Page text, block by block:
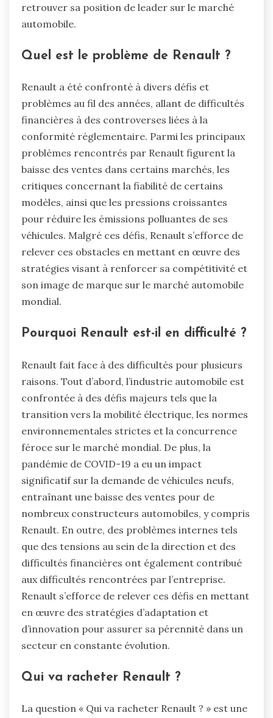
retrouver sa position de leader sur le marché
automobile.
Quel est le problème de Renault ?
Renault a été confronté à divers défis et
problèmes au fil des années, allant de difficultés
financières à des controverses liées à la
conformité réglementaire. Parmi les principaux
problèmes rencontrés par Renault figurent la
baisse des ventes dans certains marchés, les
critiques concernant la fiabilité de certains
modèles, ainsi que les pressions croissantes
pour réduire les émissions polluantes de ses
véhicules. Malgré ces défis, Renault s’efforce de
relever ces obstacles en mettant en œuvre des
stratégies visant à renforcer sa compétitivité et
son image de marque sur le marché automobile
mondial.
Pourquoi Renault est-il en difficulté ?
Renault fait face à des difficultés pour plusieurs
raisons. Tout d’abord, l’industrie automobile est
confrontée à des défis majeurs tels que la
transition vers la mobilité électrique, les normes
environnementales strictes et la concurrence
féroce sur le marché mondial. De plus, la
pandémie de COVID-19 a eu un impact
significatif sur la demande de véhicules neufs,
entraînant une baisse des ventes pour de
nombreux constructeurs automobiles, y compris
Renault. En outre, des problèmes internes tels
que des tensions au sein de la direction et des
difficultés financières ont également contribué
aux difficultés rencontrées par l’entreprise.
Renault s’efforce de relever ces défis en mettant
en œuvre des stratégies d’adaptation et
d’innovation pour assurer sa pérennité dans un
secteur en constante évolution.
Qui va racheter Renault ?
La question « Qui va racheter Renault ? » est une